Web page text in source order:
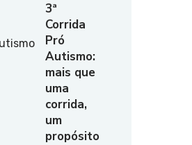
3ª
Corrida
Pró
Autismo:
mais que
uma
corrida,
um
propósito